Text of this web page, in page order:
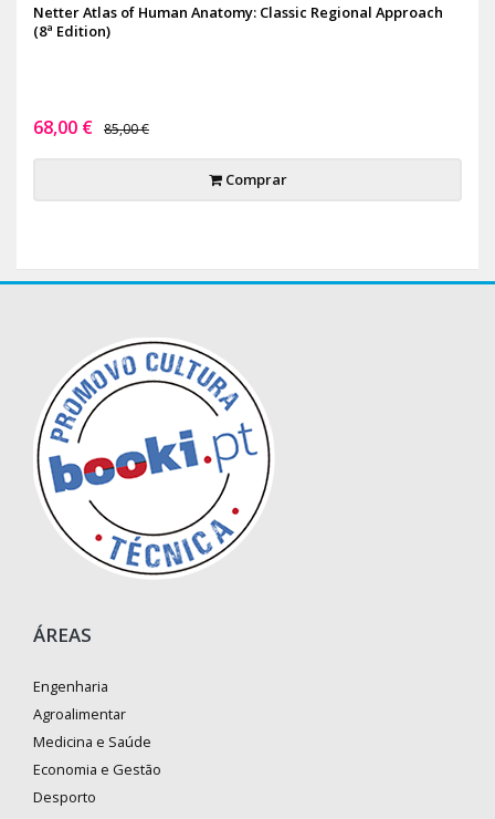
Netter Atlas of Human Anatomy: Classic Regional Approach
(8ª Edition)
68,00 € 85,00 €
Comprar
ÁREAS
Engenharia
Agroalimentar
Medicina e Saúde
Economia e Gestão
Desporto